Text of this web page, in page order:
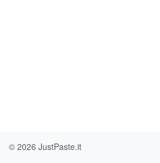
© 2026 JustPaste.it